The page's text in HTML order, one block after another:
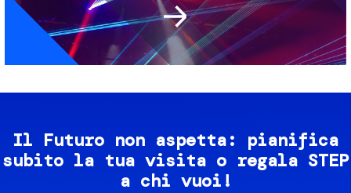
Il Futuro non aspetta: pianifica
subito la tua visita o regala STEP
a chi vuoi!